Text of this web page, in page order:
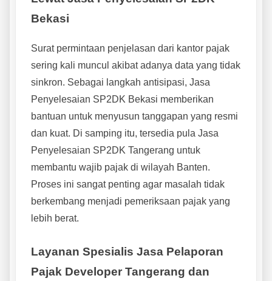
Bekasi
Surat permintaan penjelasan dari kantor pajak
sering kali muncul akibat adanya data yang tidak
sinkron. Sebagai langkah antisipasi, Jasa
Penyelesaian SP2DK Bekasi memberikan
bantuan untuk menyusun tanggapan yang resmi
dan kuat. Di samping itu, tersedia pula Jasa
Penyelesaian SP2DK Tangerang untuk
membantu wajib pajak di wilayah Banten.
Proses ini sangat penting agar masalah tidak
berkembang menjadi pemeriksaan pajak yang
lebih berat.
Layanan Spesialis Jasa Pelaporan
Pajak Developer Tangerang dan